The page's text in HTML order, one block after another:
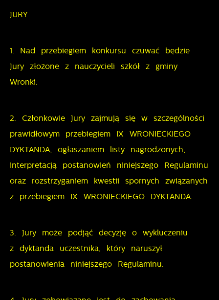
JURY
1. Nad przebiegiem konkursu czuwać będzie
Jury złożone z nauczycieli szkół z gminy
Wronki.
2. Członkowie Jury zajmują się w szczególności
prawidłowym przebiegiem IX WRONIECKIEGO
DYKTANDA, ogłaszaniem listy nagrodzonych,
interpretacją postanowień niniejszego Regulaminu
oraz rozstrzyganiem kwestii spornych związanych
z przebiegiem IX WRONIECKIEGO DYKTANDA.
3. Jury może podjąć decyzję o wykluczeniu
z dyktanda uczestnika, który naruszył
postanowienia niniejszego Regulaminu.